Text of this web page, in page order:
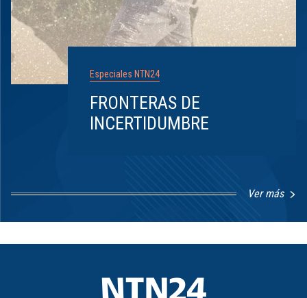
Especiales NTN24
FRONTERAS DE
INCERTIDUMBRE
Ver más
1
8